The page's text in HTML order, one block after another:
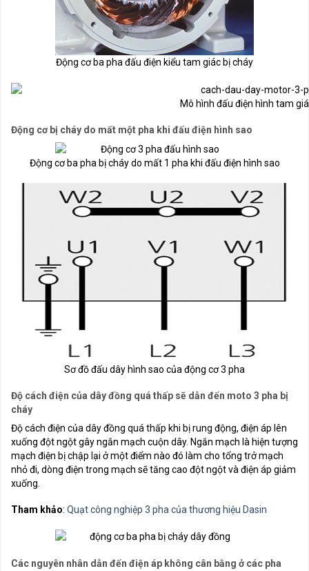
Động cơ ba pha đấu điện kiểu tam giác bị cháy
Mô hình đấu điện hình tam
Động cơ bị cháy do mất một pha khi đấu điện hình sao
Động cơ ba pha bị cháy do mất 1 pha khi đấu điện hình sao
Sơ đồ đấu dây hình sao của động cơ 3 pha
Độ cách điện của dây đồng quá thấp sẽ dẫn đến moto 3 pha bị
cháy
Độ cách điện của dây đồng quá thấp khi bị rung động, điện áp lên
xuống đột ngột gây ngắn mạch cuộn dây. Ngắn mạch là hiện tượng
mạch điện bị chập lại ở một điểm nào đó làm cho tổng trở mạch
nhỏ đi, dòng điện trong mạch sẽ tăng cao đột ngột và điện áp giảm
xuống.
Tham khảo: Quạt công nghiệp 3 pha của thương hiệu Dasin
Các nguyên nhân dẫn đến điện áp không cân bằng ở các pha